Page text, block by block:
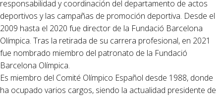
responsabilidad y coordinación del departamento de actos
deportivos y las campañas de promoción deportiva. Desde el
2009 hasta el 2020 fue director de la Fundació Barcelona
Olímpica. Tras la retirada de su carrera profesional, en 2021
fue nombrado miembro del patronato de la Fundació
Barcelona Olímpica.
Es miembro del Comité Olímpico Español desde 1988, donde
ha ocupado varios cargos, siendo la actualidad presidente de